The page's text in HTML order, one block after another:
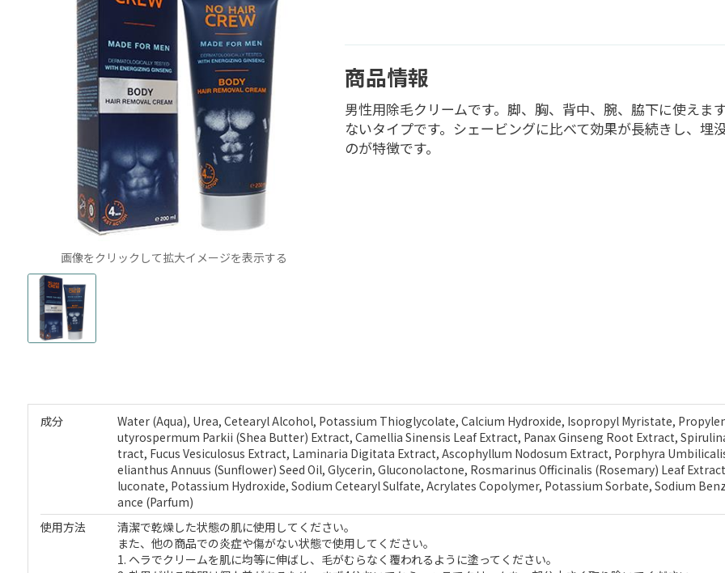
画像をクリックして拡大イメージを表示する
商品情報
男性用除毛クリームです。脚、胸、背中、腕、脇下に使えま
ないタイプです。シェービングに比べて効果が長続きし、埋
のが特徴です。
成分
Water (Aqua), Urea, Cetearyl Alcohol, Potassium Thioglycolate, Calcium Hydroxide, Isopropyl Myristate,
utyrospermum Parkii (Shea Butter) Extract, Camellia Sinensis Leaf Extract, Panax Ginseng Root Extract,
tract, Fucus Vesiculosus Extract, Laminaria Digitata Extract, Ascophyllum Nodosum Extract, Porphyra
elianthus Annuus (Sunflower) Seed Oil, Glycerin, Gluconolactone, Rosmarinus Officinalis (Rosemary) Leaf
luconate, Potassium Hydroxide, Sodium Cetearyl Sulfate, Acrylates Copolymer, Potassium Sorbate, Sodium
ance (Parfum)
使用方法
清潔で乾燥した状態の肌に使用してください。
また、他の商品での炎症や傷がない状態で使用してください。
1. ヘラでクリームを肌に均等に伸ばし、毛がむらなく覆われるように塗ってください。